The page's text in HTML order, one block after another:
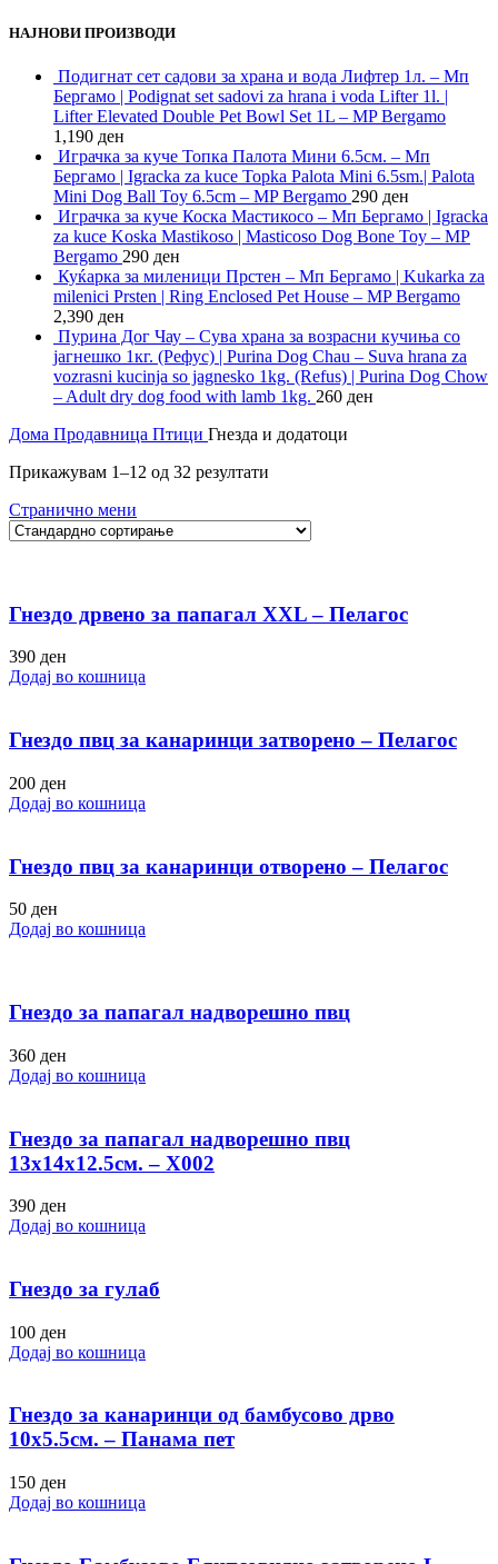
НАЈНОВИ ПРОИЗВОДИ
Подигнат сет садови за храна и вода Лифтер 1л. – Мп
Бергамо | Podignat set sadovi za hrana i voda Lifter 1l. |
Lifter Elevated Double Pet Bowl Set 1L – MP Bergamo
1,190 ден
Играчка за куче Топка Палота Мини 6.5см. – Мп
Бергамо | Igracka za kuce Topka Palota Mini 6.5sm.| Palota
Mini Dog Ball Toy 6.5cm – MP Bergamo 290 ден
Играчка за куче Коска Мастикосо – Мп Бергамо | Igracka
za kuce Koska Mastikoso | Masticoso Dog Bone Toy – MP
Bergamo 290 ден
Куќарка за миленици Прстен – Мп Бергамо | Kukarka za
milenici Prsten | Ring Enclosed Pet House – MP Bergamo
2,390 ден
Пурина Дог Чау – Сува храна за возрасни кучиња со
јагнешко 1кг. (Рефус) | Purina Dog Chau – Suva hrana za
vozrasni kucinja so jagnesko 1kg. (Refus) | Purina Dog Chow
– Adult dry dog food with lamb 1kg. 260 ден
Дома Продавница Птици Гнезда и додатоци
Прикажувам 1–12 од 32 резултати
Странично мени
Гнездо дрвено за папагал XXL – Пелагос
390 ден
Додај во кошница
Гнездо пвц за канаринци затворено – Пелагос
200 ден
Додај во кошница
Гнездо пвц за канаринци отворено – Пелагос
50 ден
Додај во кошница
Гнездо за папагал надворешно пвц
360 ден
Додај во кошница
Гнездо за папагал надворешно пвц
13х14х12.5см. – Х002
390 ден
Додај во кошница
Гнездо за гулаб
100 ден
Додај во кошница
Гнездо за канаринци од бамбусово дрво
10х5.5см. – Панама пет
150 ден
Додај во кошница